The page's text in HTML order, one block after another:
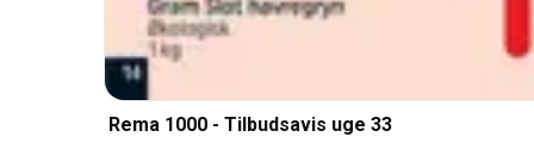
Rema 1000 - Tilbudsavis uge 33